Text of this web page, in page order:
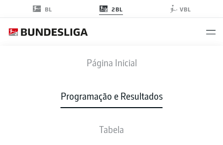
BL 2BL VBL
Página Inicial
Programação e Resultados
Tabela
HSV SVD
2 2
ESCALAÇÕES